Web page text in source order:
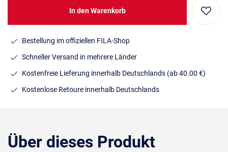
In den Warenkorb
Bestellung im offiziellen FILA-Shop
Schneller Versand in mehrere Länder
Kostenfreie Lieferung innerhalb Deutschlands (ab 40.00 €)
Kostenlose Retoure innerhalb Deutschlands
Über dieses Produkt